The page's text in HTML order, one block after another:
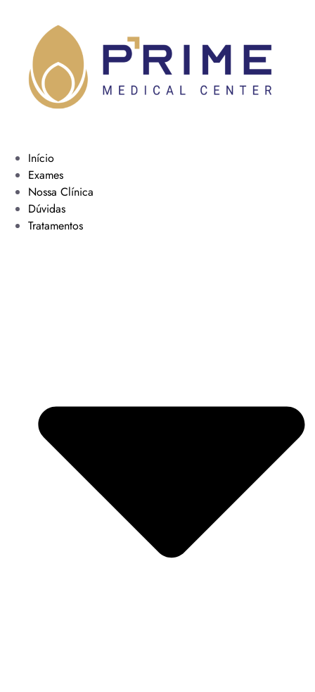
Início
Exames
Nossa Clínica
Dúvidas
Tratamentos